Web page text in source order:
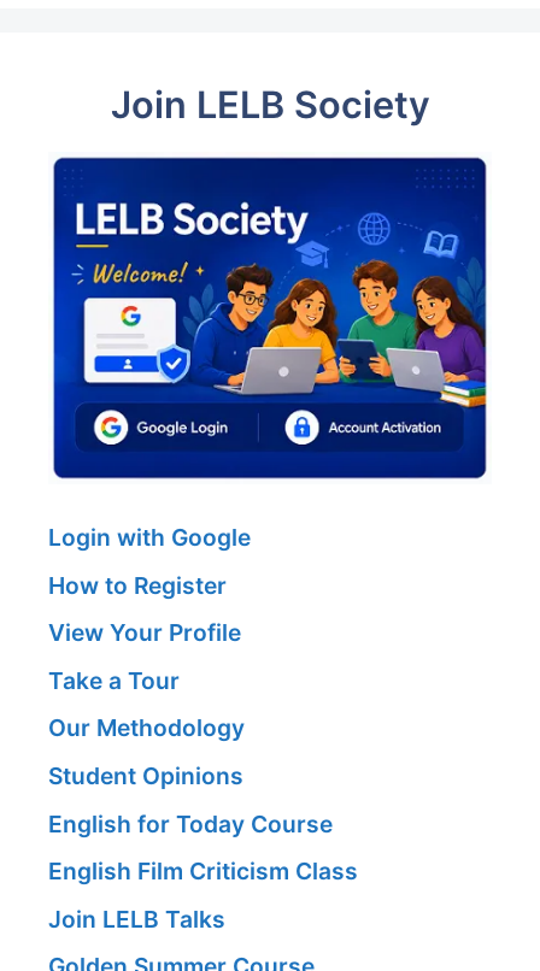
Join LELB Society
Login with Google
How to Register
View Your Profile
Take a Tour
Our Methodology
Student Opinions
English for Today Course
English Film Criticism Class
Join LELB Talks